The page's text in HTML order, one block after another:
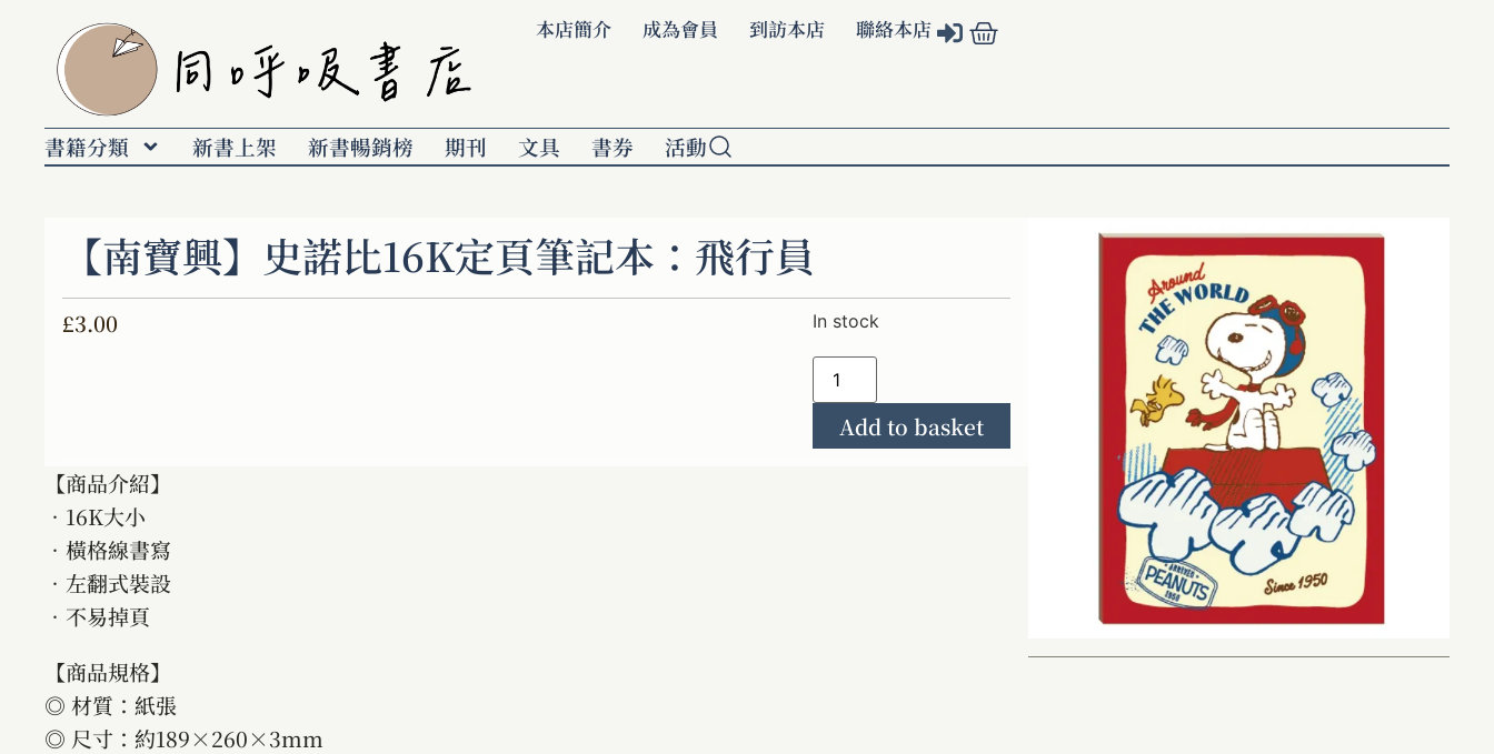
本店簡介 成為會員 到訪本店 聯絡本店
書籍分類 新書上架 新書暢銷榜 期刊 文具 書券 活動
【南寶興】史諾比16K定頁筆記本：飛行員
£3.00 In stock
Add to basket
【商品介紹】
．16K大小
．橫格線書寫
．左翻式裝設
．不易掉頁
【商品規格】
◎ 材質：紙張
◎ 尺寸：約189×260×3mm